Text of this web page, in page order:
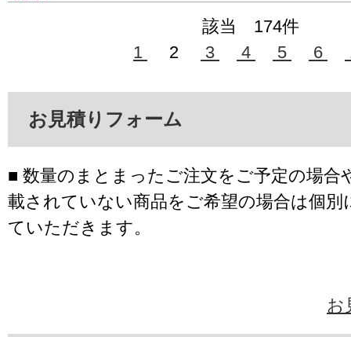
該当 174件
1
2 3 4 5 6
お見積りフォーム
■ 数量のまとまったご注文をご予定の場合
載されていない商品をご希望の場合は個別
ていただきます。
お